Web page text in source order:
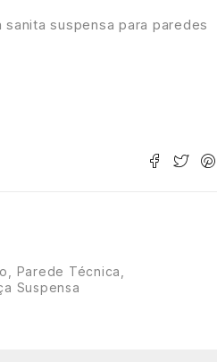
suspensa para paredes
Parede Técnica
Suspensa